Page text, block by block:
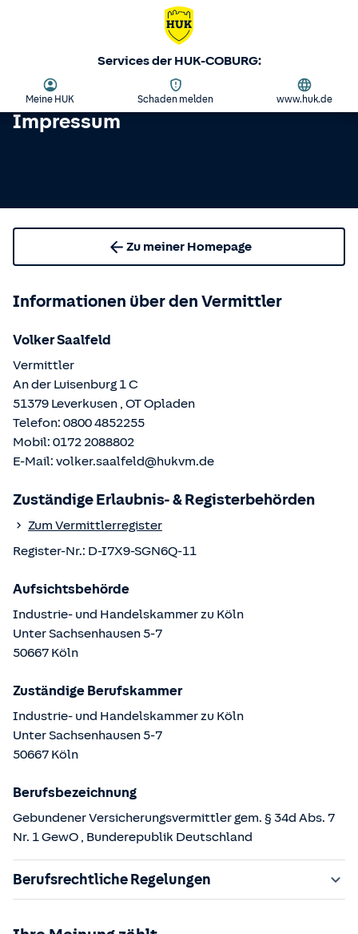
Services der HUK-COBURG:
Meine HUK Schaden melden www.huk.de
Impressum
Zu meiner Homepage
Informationen über den Vermittler
Volker Saalfeld
Vermittler
An der Luisenburg 1 C
51379 Leverkusen , OTOpladen
Telefon: 0800 4852255
Mobil: 0172 2088802
E-Mail: volker.saalfeld@hukvm.de
Zuständige Erlaubnis- & Registerbehörden
Zum Vermittlerregister
Register-Nr.: D-I7X9-SGN6Q-11
Aufsichtsbehörde
Industrie- und Handelskammer zu Köln
Unter Sachsenhausen5-7
50667 Köln
Zuständige Berufskammer
Industrie- und Handelskammer zu Köln
Unter Sachsenhausen5-7
50667 Köln
Berufsbezeichnung
Gebundener Versicherungsvermittler gem. § 34d Abs. 7
Nr. 1 GewO , Bunderepublik Deutschland
Berufsrechtliche Regelungen